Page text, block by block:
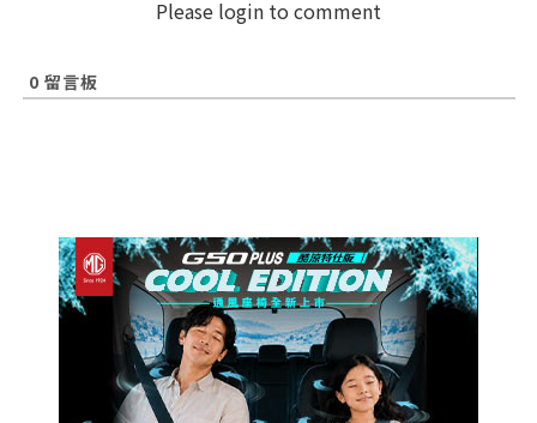
Please login to comment
0 留言板